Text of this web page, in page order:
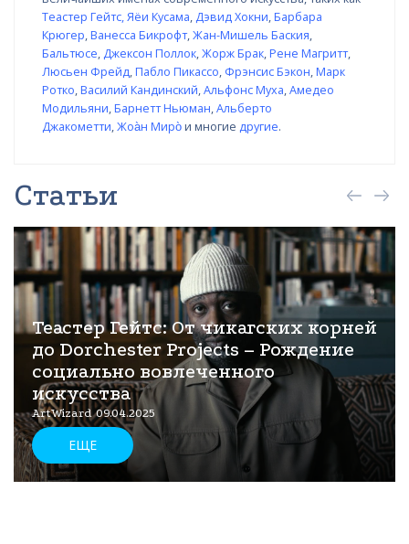
Теастер Гейтс,Яёи Кусама, Дэвид Хокни,Барбара
Крюгер,Ванесса Бикрофт,Жан-Мишель Баския,
Бальтюсе, Джексон Поллок,Жорж Брак,Рене Магритт,
Люсьен Фрейд,Пабло Пикассо, Фрэнсис Бэкон,Марк
Ротко,Василий Кандинский,Альфонс Муха,Амедео
Модильяни,Барнетт Ньюман,Альберто
Джакометти,Жоа̀н Миро̀и многие другие.
Статьи
Теастер Гейтс: От чикагских корней
до Dorchester Projects – Рождение
социально вовлеченного
искусства
ArtWizard 09.04.2025
ЕЩЕ